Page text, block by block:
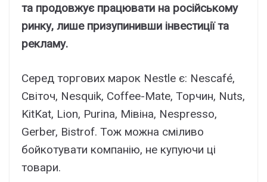
та продовжує працювати на російському
ринку, лише призупинивши інвестиції та
рекламу.
Серед торгових марок Nestle є: Nescafé,
Світоч, Nesquik, Coffee-Mate, Торчин, Nuts,
KitKat, Lion, Purina, Мівіна, Nespresso,
Gerber, Bistrof. Тож можна сміливо
бойкотувати компанію, не купуючи ці
товари.